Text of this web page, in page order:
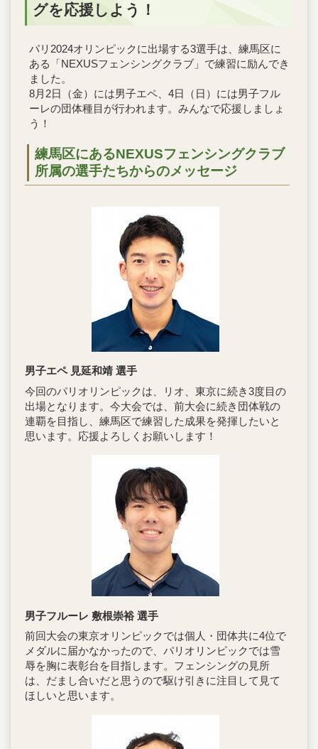
グを応援しよう！
パリ2024オリンピックに出場する3選手は、練馬区に
ある「NEXUSフェンシングクラブ」で練習に励んでき
ました。
8月2日（金）には男子エペ、4日（日）には男子フル
ーレの団体種目が行われます。みんなで応援しましょ
う！
練馬区にあるNEXUSフェンシングクラブ
所属の選手たちからのメッセージ
男子エペ 見延和靖 選手
今回のパリオリンピックは、リオ、東京に続き3度目の
出場となります。今大会では、前大会に続き団体戦の
連覇を目指し、練馬区で練習した成果を発揮したいと
思います。応援よろしくお願いします！
男子フルーレ 敷根崇裕 選手
前回大会の東京オリンピックでは個人・団体共に4位で
メダルに届かなかったので、パリオリンピックでは雪
辱を胸に表彰台を目指します。フェンシングの見所
は、だまし合いだと思うので駆け引きに注目して見て
ほしいと思います。